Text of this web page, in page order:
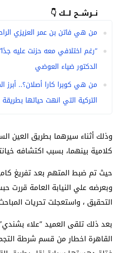
نــرشــح لــك 👇
من هي فاتن بن عمر العزيزي
“رغم اختلافي معه حزنت عليه
الدكتور ضياء العوضي
من هي كوبرا كارا أصلان؟.. أبرز
التركية التي انهت حياتها
وذلك أثناء سيرهما بطريق العين
كلامية بينهما، بسبب اكتشافه
حيث تم ضبط المتهم بعد تفريغ
التحقيق ، واستعجلت تحريات
بعد ذلك تلقى العميد “علاء
القاهرة اخطار من قسم شرطة